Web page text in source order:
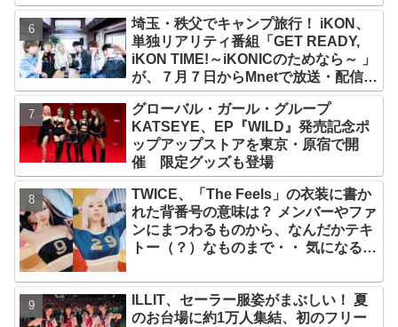
IVE、aespa、＆TEAM…推しと直接
チャットができる
埼玉・秩父でキャンプ旅行！ iKON、
単独リアリティ番組「GET READY,
iKON TIME!～iKONICのためなら～ 」
が、７月７日からMnetで放送・配信ス
タート
グローバル・ガール・グループ
KATSEYE、EP『WILD』発売記念ポ
ップアップストアを東京・原宿で開
催 限定グッズも登場
TWICE、「The Feels」の衣装に書か
れた背番号の意味は？ メンバーやファ
ンにまつわるものから、なんだかテキ
トー（？）なものまで・・ 気になるそ
ILLIT、セーラー服姿がまぶしい！ 夏
のお台場に約1万人集結、初のフリー